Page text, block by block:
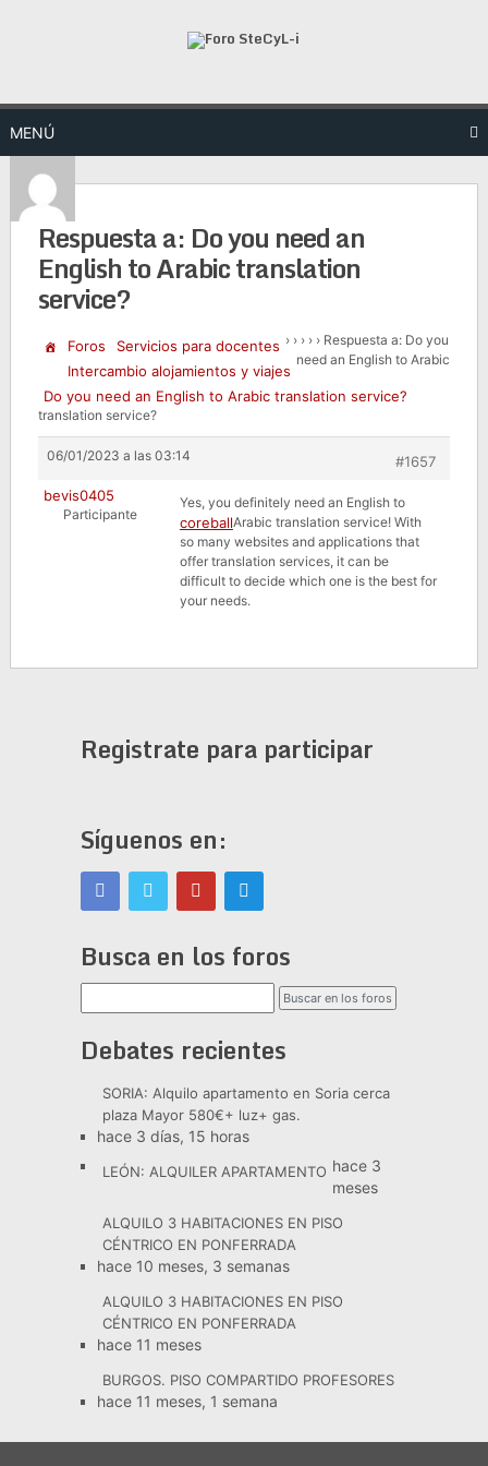
MENÚ
Respuesta a: Do you need an
English to Arabic translation
service?
›
Foros ›
Servicios para docentes ›
Intercambio alojamientos y viajes
›
Do you need an English to Arabic translation service?
› Respuesta a: Do you
need an English to Arabic
translation service?
06/01/2023 a las 03:14
#1657
bevis0405
Participante
Yes, you definitely need an English to
Arabic translation
coreball
service! With
so many websites and applications that
offer translation services, it can be
difficult to decide which one is the best for
your needs.
Registrate para participar
Síguenos en:
Busca en los foros
Debates recientes
SORIA: Alquilo apartamento en Soria cerca
plaza Mayor 580€+ luz+ gas.
hace 3 días, 15 horas
LEÓN: ALQUILER APARTAMENTO hace 3
meses
ALQUILO 3 HABITACIONES EN PISO
CÉNTRICO EN PONFERRADA
hace 10 meses, 3 semanas
ALQUILO 3 HABITACIONES EN PISO
CÉNTRICO EN PONFERRADA
hace 11 meses
BURGOS. PISO COMPARTIDO PROFESORES
hace 11 meses, 1 semana